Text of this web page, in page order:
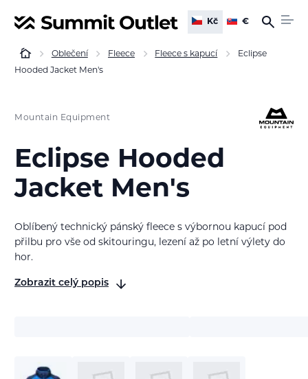
Kč €
Oblečení Fleece Fleece s kapucí
Eclipse
Hooded Jacket Men's
Mountain Equipment
Eclipse Hooded
Jacket Men's
Oblíbený technický pánský fleece s výbornou kapucí pod
přilbu pro vše od skitouringu, lezení až po letní výlety do
hor.
Zobrazit celý popis